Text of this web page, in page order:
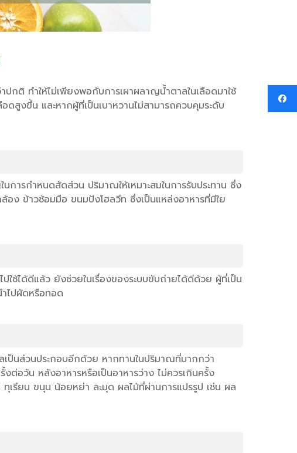
กติ ทำให้ไม่เพียงพอกับการเผาผลาญน้ำตาลในเลือดมาใช้
ดสูงขึ้น และหากผู้ที่เป็นเบาหวานไม่สามารถควบคุมระดับ
การกำหนดสัดส่วน ปริมาณให้เหมาะสมในการรับประทาน ซึ่ง
อง ข้าวซ้อมมือ ขนมปังโฮลวีท ซึ่งเป็นแหล่งอาหารที่มีใย
ใช้ได้ดีแล้ว ยังช่วยในเรื่องของระบบขับถ่ายได้ดีด้วย ผู้ที่เป็น
ไปผัดหรือทอด
เป็นส่วนประกอบอีกด้วย หากทานในปริมาณที่มากกว่า
ต่อวัน หลังอาหารหรือเป็นอาหารว่าง ไม่ควรเกินครั้ง
เรียน ขนุน น้อยหย่า ละมุด ผลไม้ที่ผ่านการแปรรูป เช่น ผล